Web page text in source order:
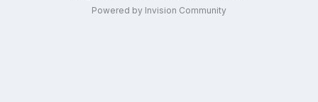
Powered by Invision Community